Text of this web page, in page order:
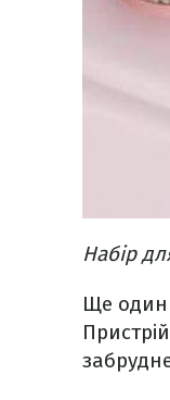
Набір
Ще один